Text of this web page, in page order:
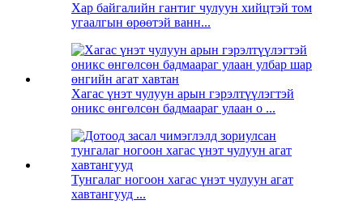
Хар байгалийн гантиг чулуун хийцтэй том
угаалгын өрөөтэй ванн...
Хагас үнэт чулуун арын гэрэлтүүлэгтэй
оникс өнгөлсөн бадмаараг улаан o ...
Тунгалаг ногоон хагас үнэт чулуун агат
хавтангууд ...